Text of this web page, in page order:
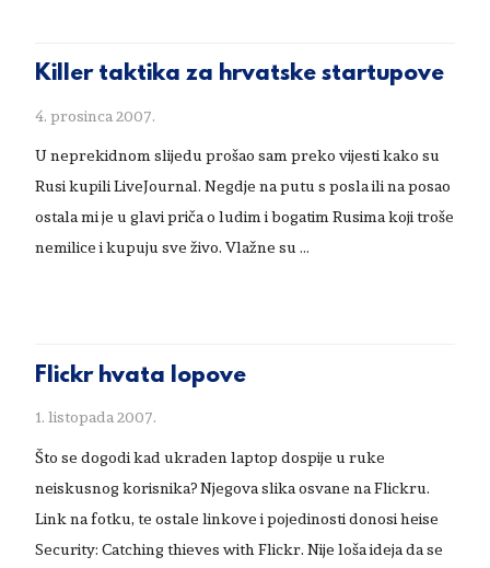
Killer taktika za hrvatske startupove
4. prosinca 2007.
U neprekidnom slijedu prošao sam preko vijesti kako su
Rusi kupili LiveJournal. Negdje na putu s posla ili na posao
ostala mi je u glavi priča o ludim i bogatim Rusima koji troše
nemilice i kupuju sve živo. Vlažne su …
Flickr hvata lopove
1. listopada 2007.
Što se dogodi kad ukraden laptop dospije u ruke
neiskusnog korisnika? Njegova slika osvane na Flickru.
Link na fotku, te ostale linkove i pojedinosti donosi heise
Security: Catching thieves with Flickr. Nije loša ideja da se